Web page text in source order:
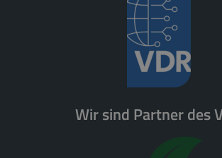
Wir sind Partner des